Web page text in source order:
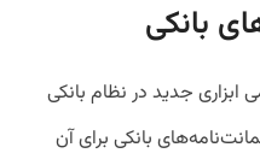
بانکی
ابزاری جدید در نظام بانکی
بانکی برای آن